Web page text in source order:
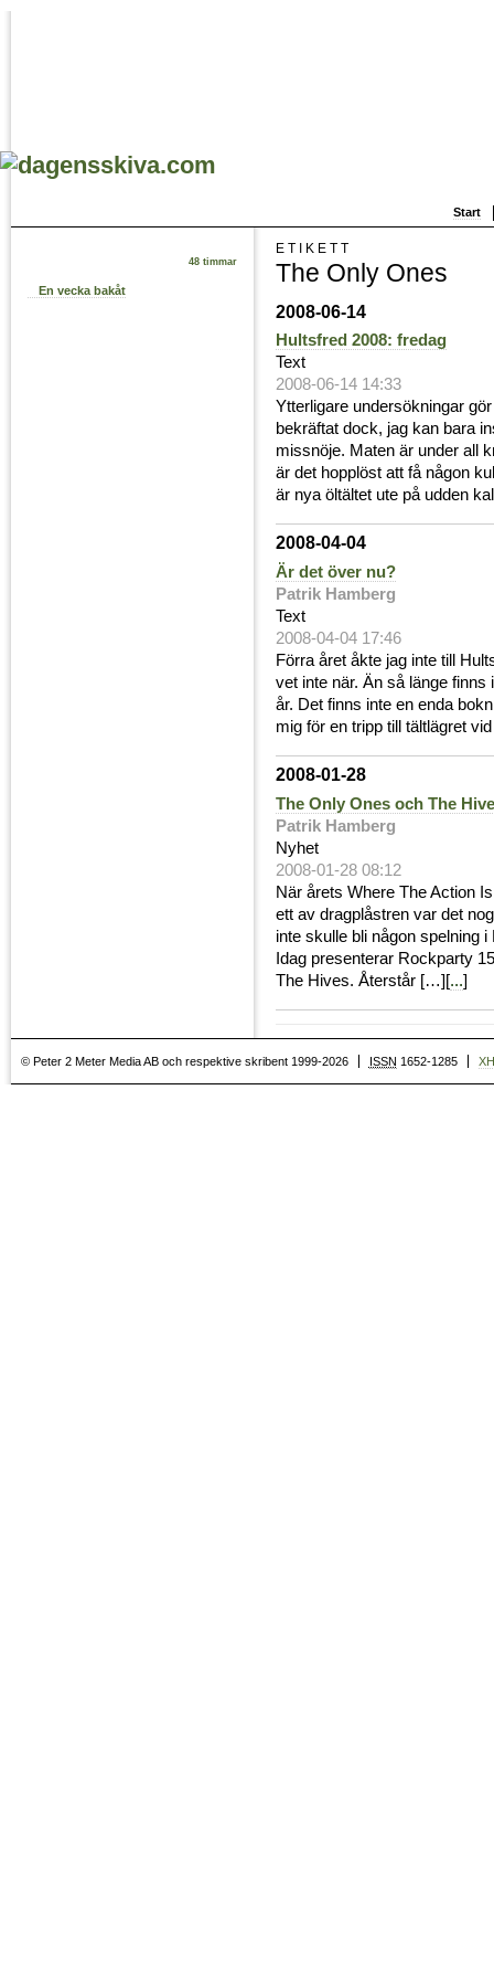
Start
48 timmar
En vecka bakåt
ETIKETT
The Only Ones
2008-06-14
Hultsfred 2008: fredag
Text
2008-06-14 14:33
Ytterligare undersökningar
bekräftat dock, jag kan bara
missnöje. Maten är under all
är det hopplöst att få någon
är nya öltältet ute på udden
2008-04-04
Är det över nu?
Patrik Hamberg
Text
2008-04-04 17:46
Förra året åkte jag inte till
vet inte när. Än så länge
år. Det finns inte en enda
mig för en tripp till tältlägret
2008-01-28
The Only Ones och The
Patrik Hamberg
Nyhet
2008-01-28 08:12
När årets Where The Action
ett av dragplåstren var det
inte skulle bli någon spelning
Idag presenterar Rockparty
The Hives. Återstår […][...]
© Peter 2 Meter Media AB och respektive skribent 1999-2026 ISSN 1652-1285